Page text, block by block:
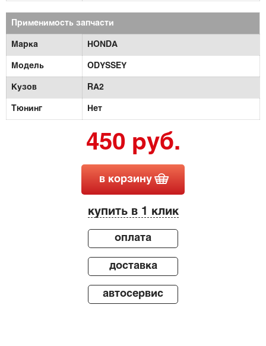
Применимость запчасти
Марка HONDA
Модель ODYSSEY
Кузов RA2
Тюнинг Нет
450 руб.
в корзину
купить в 1 клик
оплата
доставка
автосервис